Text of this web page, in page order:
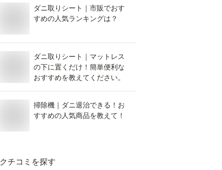
ダニ取りシート｜市販でおす
すめの人気ランキングは？
ダニ取りシート｜マットレス
の下に置くだけ！簡単便利な
おすすめを教えてください。
掃除機｜ダニ退治できる！お
すすめの人気商品を教えて！
クチコミを探す